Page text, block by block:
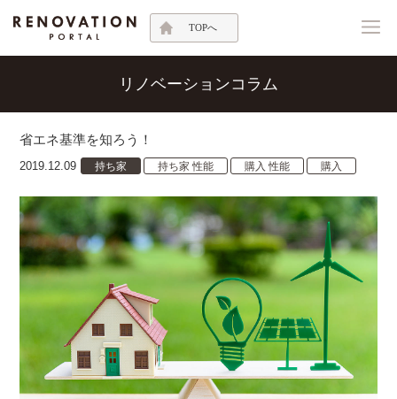
TOPへ
リノベーションコラム
省エネ基準を知ろう！
2019.12.09 持ち家 持ち家 性能 購入 性能 購入